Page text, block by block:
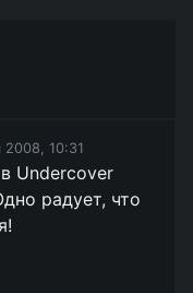
2008, 10:31
Undercover
радует, что